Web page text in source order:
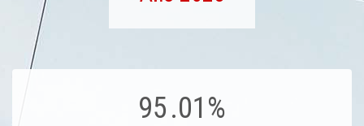
95.01%